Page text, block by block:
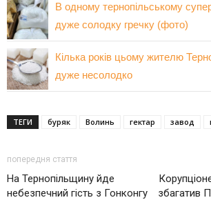
В одному тернопільському
дуже солодку гречку (фото)
Кілька років цьому жителю
дуже несолодко
ТЕГИ буряк Волинь гектар завод
попередня стаття
На Тернопільщину йде
небезпечний гість з Гонконгу
збагатив